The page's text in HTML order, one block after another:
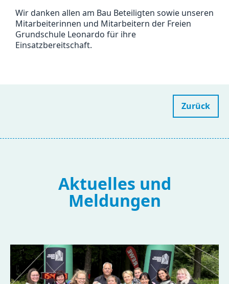
Wir danken allen am Bau Beteiligten sowie unseren
Mitarbeiterinnen und Mitarbeitern der Freien
Grundschule Leonardo für ihre
Einsatzbereitschaft.
Zurück
Aktuelles und
Meldungen